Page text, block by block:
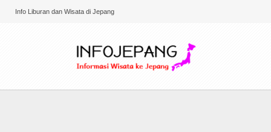
Info Liburan dan Wisata di Jepang